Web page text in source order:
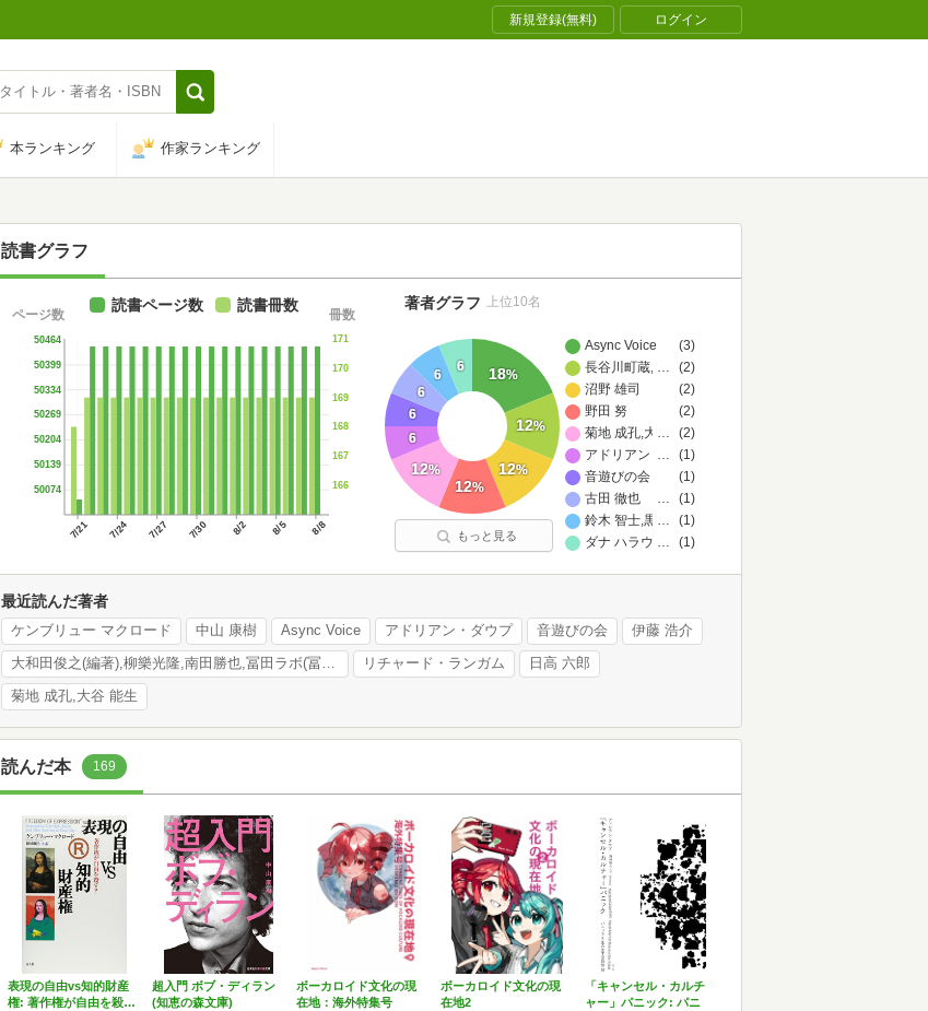
新規登録(無料) ログイン
本ランキング 作家ランキング
読書グラフ
7/21 7/24 7/27 7/30 8/2 8/5 8/8
50074
50139
50204
50269
50334
50399
50464
ページ数
166
167
168
169
170
171
冊数
読書ページ数 読書冊数
Async Voice
(3)
長谷川町蔵,大和田俊之
(2)
…
沼野 雄司
(2)
野田 努
(2)
菊地 成孔,大谷 能生
(2)
…
アドリアン・ダウプ
(1)
…
音遊びの会
(1)
古田 徹也 児玉 聡,神島 裕子 立花 幸司,岡野 八代 ブレ
(1)
…
鈴木 智士,黒杉 研而,久保 景
(1)
…
ダナ ハラウェイ,巽 孝之
(1)
…
18%
12%
12%
12%
12%
6
6
6
6
6
著者グラフ 上位10名
もっと見る
最近読んだ著者
ケンブリュー マクロード 中山 康樹 Async Voice アドリアン・ダウプ 音遊びの会 伊藤 浩介
大和田俊之(編著),柳樂光隆,南田勝也,冨田ラボ(冨田恵一),渡辺志保,挾間美帆,増田聡,細馬宏通,永冨真梨,輪島裕介 リチャード・ランガム 日高 六郎
菊地 成孔,大谷 能生
読んだ本 169
表現の自由vs知的財産
権: 著作権が自由を殺…
超入門 ボブ・ディラン
(知恵の森文庫)
ボーカロイド文化の現
在地：海外特集号
ボーカロイド文化の現
在地2
「キャンセル・カルチ
ャー」パニック: パニ